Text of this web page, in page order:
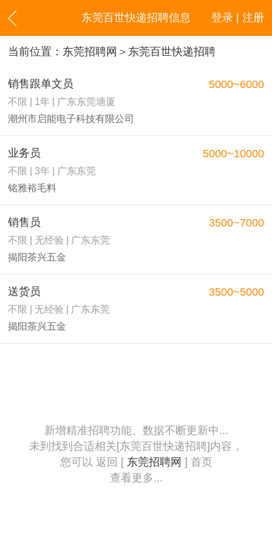
登录 | 注册
东莞百世快递招聘信息
当前位置： 东莞招聘网 ＞东莞百世快递招聘
销售跟单文员
不限 | 1年 | 广东东莞塘厦
潮州市启能电子科技有限公司
5000~6000
业务员
不限 | 3年 | 广东东莞
铭雅裕毛料
5000~10000
销售员
不限 | 无经验 | 广东东莞
揭阳茶兴五金
3500~7000
送货员
不限 | 无经验 | 广东东莞
揭阳茶兴五金
3500~5000
新增精准招聘功能、数据不断更新中...
未到找到合适相关[东莞百世快递招聘]内容，
您可以 返回 [ 东莞招聘网 ] 首页
查看更多...